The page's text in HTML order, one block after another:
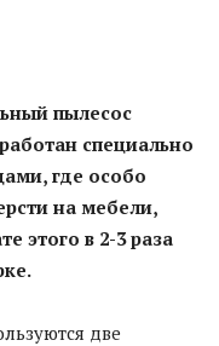
пылесос
специально
где особо
на мебели,
этого в 2-3 раза
две